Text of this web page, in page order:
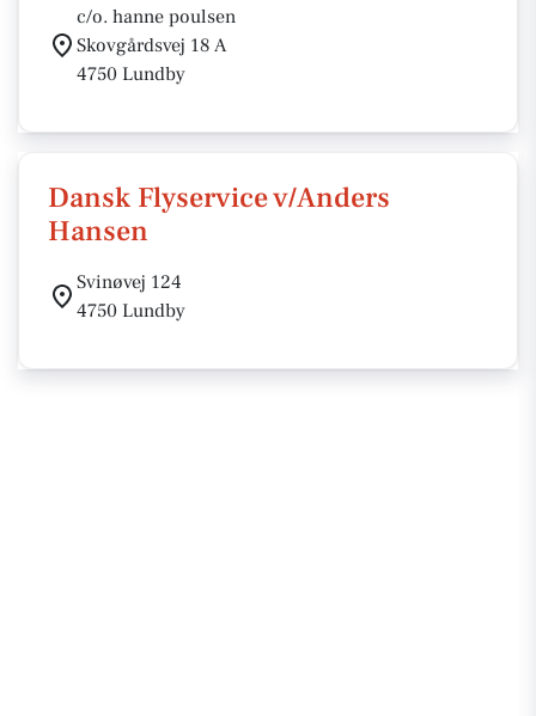
c/o. hanne poulsen
Skovgårdsvej 18 A
4750 Lundby
Dansk Flyservice v/Anders
Hansen
Svinøvej 124
4750 Lundby